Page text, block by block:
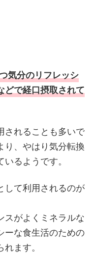
気分のリフレッシ
どで経口摂取されて
されることも多いで
り、やはり気分転換
るようです。
して利用されるのが
スがよくミネラルな
ーな食生活のための
ます。